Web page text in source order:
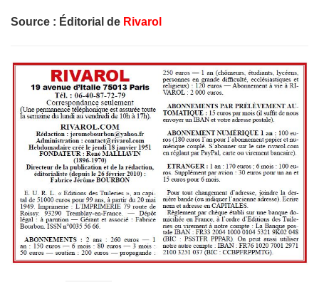
Source : Éditorial de Rivarol